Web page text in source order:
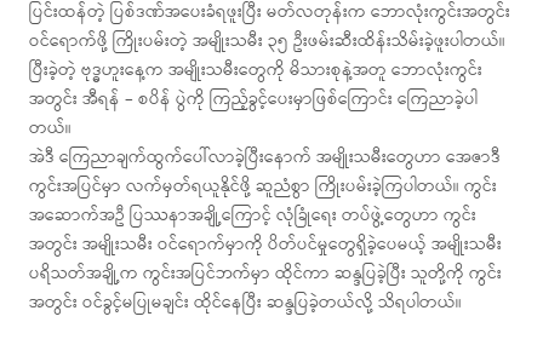
ပြင်းထန်တဲ့ ပြစ်ဒဏ်အပေးခံရဖူးပြီး မတ်လတုန်းက ဘောလုံးကွင်းအတွင်း
ဝင်ရောက်ဖို့ ကြိုးပမ်းတဲ့ အမျိုးသမီး ၃၅ ဦးဖမ်းဆီးထိန်းသိမ်းခဲ့ဖူးပါတယ်။
ပြီးခဲ့တဲ့ ဗုဒ္ဓဟူးနေ့က အမျိုးသမီးတွေကို မိသားစုနဲ့အတူ ဘောလုံးကွင်း
အတွင်း အီရန် – စပိန် ပွဲကို ကြည့်ခွင့်ပေးမှာဖြစ်ကြောင်း ကြေညာခဲ့ပါ
တယ်။
အဲဒီ ကြေညာချက်ထွက်ပေါ်လာခဲ့ပြီးနောက် အမျိုးသမီးတွေဟာ အေဇာဒီ
ကွင်းအပြင်မှာ လက်မှတ်ရယူနိုင်ဖို့ ဆူညံစွာ ကြိုးပမ်းခဲ့ကြပါတယ်။ ကွင်း
အဆောက်အဦ ပြဿနာအချို့ကြောင့် လုံခြုံရေး တပ်ဖွဲ့တွေဟာ ကွင်း
အတွင်း အမျိုးသမီး ဝင်ရောက်မှာကို ပိတ်ပင်မှုတွေရှိခဲ့ပေမယ့် အမျိုးသမီး
ပရိသတ်အချို့က ကွင်းအပြင်ဘက်မှာ ထိုင်ကာ ဆန္ဒပြခဲ့ပြီး သူတို့ကို ကွင်း
အတွင်း ဝင်ခွင့်မပြုမချင်း ထိုင်နေပြီး ဆန္ဒပြခဲ့တယ်လို့ သိရပါတယ်။